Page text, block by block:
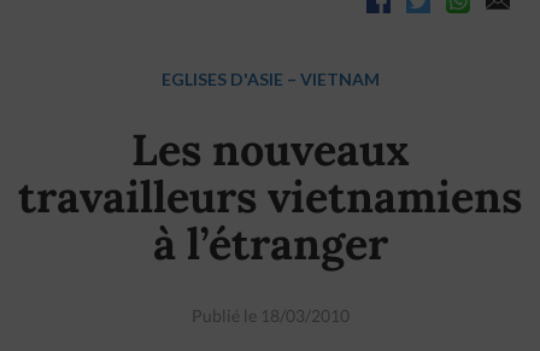
EGLISES D'ASIE – VIETNAM
Les nouveaux
travailleurs vietnamiens
à l’étranger
Publié le 18/03/2010